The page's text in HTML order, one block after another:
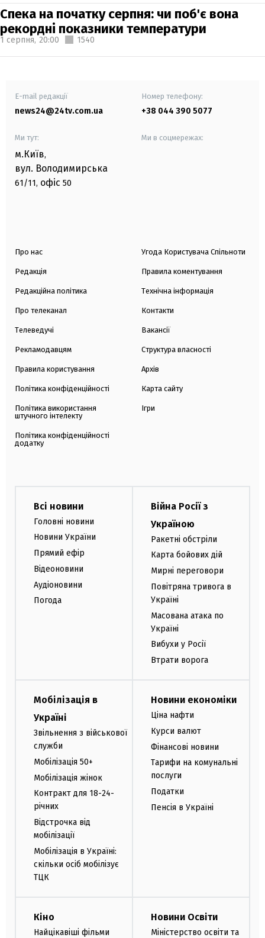
Спека на початку серпня: чи поб'є вона
рекордні показники температури
1 серпня, 20:00 1540
E-mail редакції
news24@24tv.com.ua
Номер телефону:
+38 044 390 5077
Ми тут:
м.Київ,
вул. Володимирська
61/11, офіс 50
Ми в соцмережах:
Про нас
Редакція
Редакційна політика
Про телеканал
Телеведучі
Рекламодавцям
Правила користування
Політика конфіденційності
Політика використання
штучного інтелекту
Політика конфіденційності
додатку
Угода Користувача Спільноти
Правила коментування
Технічна інформація
Контакти
Вакансії
Структура власності
Архів
Карта сайту
Ігри
Всі новини
Головні новини
Новини України
Прямий ефір
Відеоновини
Аудіоновини
Погода
Війна Росії з
Україною
Ракетні обстріли
Карта бойових дій
Мирні переговори
Повітряна тривога в
Україні
Масована атака по
Україні
Вибухи у Росії
Втрати ворога
Мобілізація в
Україні
Звільнення з військової
служби
Мобілізація 50+
Мобілізація жінок
Контракт для 18-24-
річних
Відстрочка від
мобілізації
Мобілізація в Україні:
скільки осіб мобілізує
ТЦК
Новини економіки
Ціна нафти
Курси валют
Фінансові новини
Тарифи на комунальні
послуги
Податки
Пенсія в Україні
Кіно
Найцікавіші фільми
Новини Освіти
Міністерство освіти та